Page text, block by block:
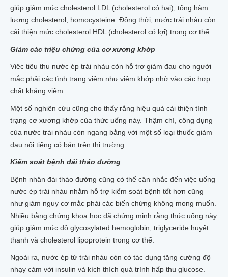
giúp giảm mức cholesterol LDL (cholesterol có hại), tổng hàm
lượng cholesterol, homocysteine. Đồng thời, nước trái nhàu còn
cải thiện mức cholesterol HDL (cholesterol có lợi) trong cơ thể.
Giảm các triệu chứng của cơ xương khớp
Việc tiêu thụ nước ép trái nhàu còn hỗ trợ giảm đau cho người
mắc phải các tình trạng viêm như viêm khớp nhờ vào các hợp
chất kháng viêm.
Một số nghiên cứu cũng cho thấy rằng hiệu quả cải thiện tình
trạng cơ xương khớp của thức uống này. Thậm chí, công dụng
của nước trái nhàu còn ngang bằng với một số loại thuốc giảm
đau nổi tiếng có bán trên thị trường.
Kiểm soát bệnh đái tháo đường
Bệnh nhân đái tháo đường cũng có thể cân nhắc đến việc uống
nước ép trái nhàu nhằm hỗ trợ kiểm soát bệnh tốt hơn cũng
như giảm nguy cơ mắc phải các biến chứng không mong muốn.
Nhiều bằng chứng khoa học đã chứng minh rằng thức uống này
giúp giảm mức độ glycosylated hemoglobin, triglyceride huyết
thanh và cholesterol lipoprotein trong cơ thể.
Ngoài ra, nước ép từ trái nhàu còn có tác dụng tăng cường độ
nhạy cảm với insulin và kích thích quá trình hấp thu glucose.